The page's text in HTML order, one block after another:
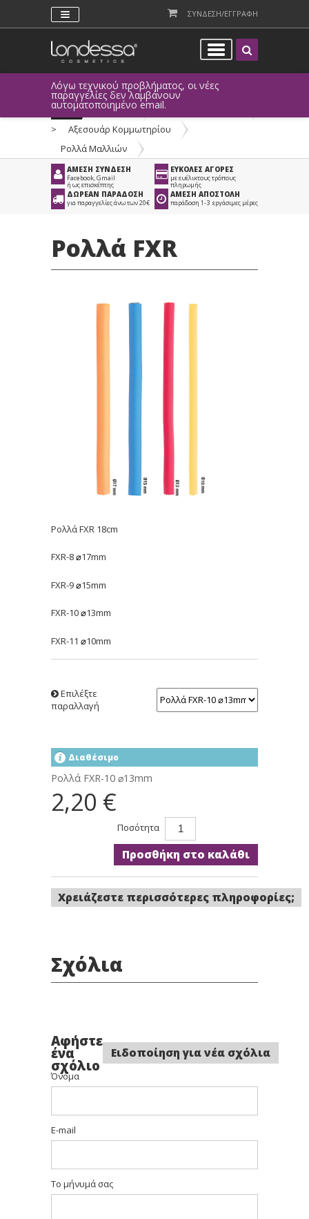
ΣΥΝΔΕΣΗ/ΕΓΓΡΑΦΗ
Λόγω τεχνικού προβλήματος, οι νέες
παραγγελίες δεν λαμβάνουν
αυτοματοποιημένο email.
Προϊόντα >
Είδη Κομμωτηρίου
>
Αξεσουάρ Κομμωτηρίου
>
Ρολλά Μαλλιών
ΑΜΕΣΗ ΣΥΝΔΕΣΗ
Facebook, Gmail
ή ως επισκέπτης
ΕΥΚΟΛΕΣ ΑΓΟΡΕΣ
με ευέλικτους τρόπους
πληρωμής
ΔΩΡΕΑΝ ΠΑΡΑΔΟΣΗ
για παραγγελίες άνω των 20€
ΑΜΕΣΗ ΑΠΟΣΤΟΛΗ
παράδοση 1-3 εργάσιμες μέρες
Ρολλά FXR
Ρολλά FXR 18cm
FXR-8 ⌀17mm
FXR-9 ⌀15mm
FXR-10 ⌀13mm
FXR-11 ⌀10mm
Επιλέξτε
παραλλαγή
Διαθέσιμο
Ρολλά FXR-10 ⌀13mm
2,20 €
Ποσότητα
Προσθήκη στο καλάθι
Χρειάζεστε περισσότερες πληροφορίες;
Σχόλια
Αφήστε
ένα
σχόλιο
Ειδοποίηση για νέα σχόλια
Όνομα
E-mail
Το μήνυμά σας